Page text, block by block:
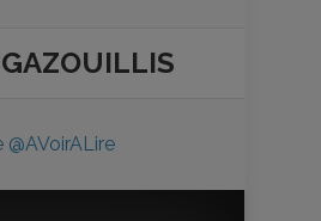
GAZOUILLIS